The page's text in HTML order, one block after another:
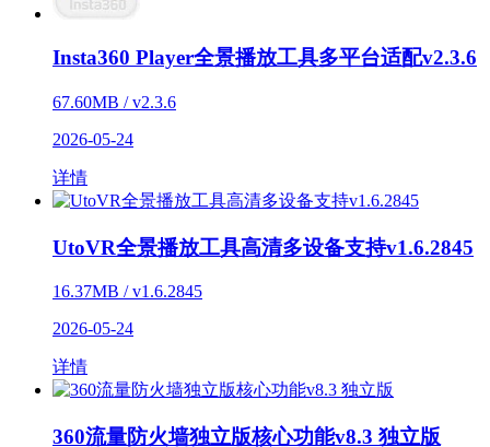
Insta360 Player全景播放工具多平台适配v2.3.6
67.60MB / v2.3.6
2026-05-24
详情
UtoVR全景播放工具高清多设备支持v1.6.2845
16.37MB / v1.6.2845
2026-05-24
详情
360流量防火墙独立版核心功能v8.3 独立版